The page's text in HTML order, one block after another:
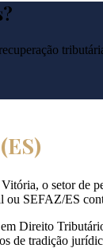
?
(ES)
o setor de
SEFAZ/ES
Direito
de tradição